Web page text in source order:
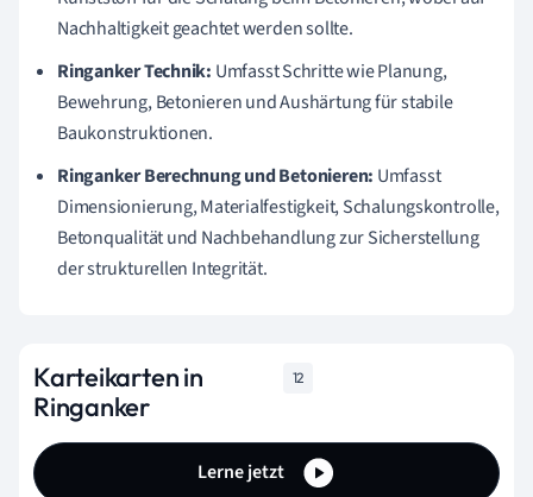
Nachhaltigkeit geachtet werden sollte.
Ringanker Technik: Umfasst Schritte wie Planung,
Bewehrung, Betonieren und Aushärtung für stabile
Baukonstruktionen.
Ringanker Berechnung und Betonieren: Umfasst
Dimensionierung, Materialfestigkeit, Schalungskontrolle,
Betonqualität und Nachbehandlung zur Sicherstellung
der strukturellen Integrität.
Karteikarten in
Ringanker
12
Lerne jetzt